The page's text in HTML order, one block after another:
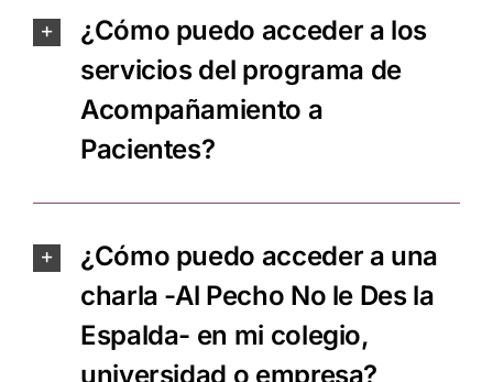
¿Cómo puedo acceder a los
servicios del programa de
Acompañamiento a
Pacientes?
¿Cómo puedo acceder a una
charla -Al Pecho No le Des la
Espalda- en mi colegio,
universidad o empresa?